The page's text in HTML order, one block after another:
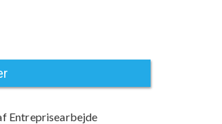
Entreprisearbejde